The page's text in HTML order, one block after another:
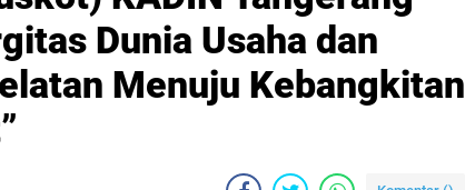
Dunia Usaha dan
Menuju Kebangkitan